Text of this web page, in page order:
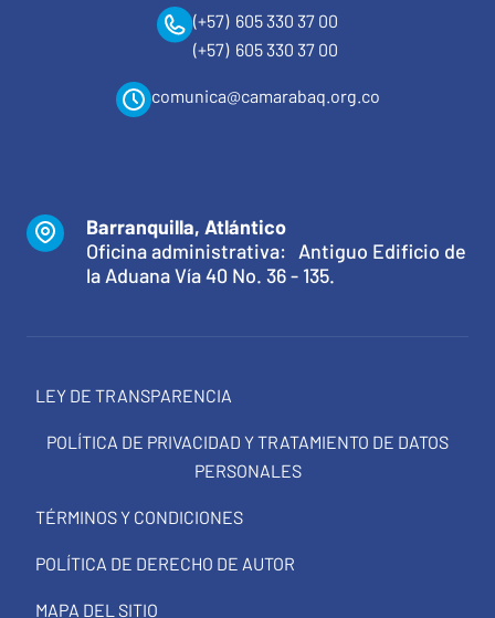
(+57) 605 330 37 00
(+57) 605 330 37 00
comunica@camarabaq.org.co
Barranquilla, Atlántico
Oficina administrativa: Antiguo Edificio de
la Aduana Vía 40 No. 36 - 135.
LEY DE TRANSPARENCIA
POLÍTICA DE PRIVACIDAD Y TRATAMIENTO DE DATOS
PERSONALES
TÉRMINOS Y CONDICIONES
POLÍTICA DE DERECHO DE AUTOR
MAPA DEL SITIO